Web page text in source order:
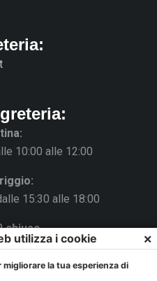
10:00 alle 12:00
15:30 alle 18:00
chiuso
utilizza i cookie ×
la tua esperienza di